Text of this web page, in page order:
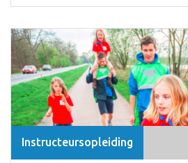
Instructeursopleiding